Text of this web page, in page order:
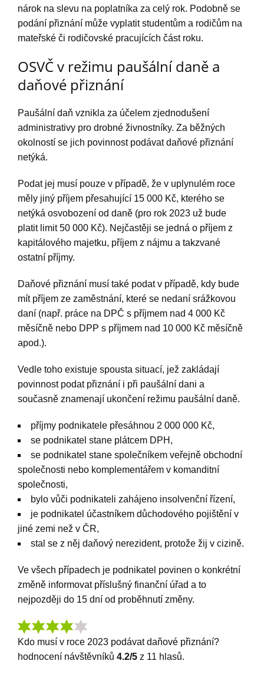
nárok na slevu na poplatníka za celý rok. Podobně se
podání přiznání může vyplatit studentům a rodičům na
mateřské či rodičovské pracujících část roku.
OSVČ v režimu paušální daně a
daňové přiznání
Paušální daň vznikla za účelem zjednodušení
administrativy pro drobné živnostníky. Za běžných
okolností se jich povinnost podávat daňové přiznání
netýká.
Podat jej musí pouze v případě, že v uplynulém roce
měly jiný příjem přesahující 15 000 Kč, kterého se
netýká osvobození od daně (pro rok 2023 už bude
platit limit 50 000 Kč). Nejčastěji se jedná o příjem z
kapitálového majetku, příjem z nájmu a takzvané
ostatní příjmy.
Daňové přiznání musí také podat v případě, kdy bude
mít příjem ze zaměstnání, které se nedaní srážkovou
daní (např. práce na DPČ s příjmem nad 4 000 Kč
měsíčně nebo DPP s příjmem nad 10 000 Kč měsíčně
apod.).
Vedle toho existuje spousta situací, jež zakládají
povinnost podat přiznání i při paušální dani a
současně znamenají ukončení režimu paušální daně.
příjmy podnikatele přesáhnou 2 000 000 Kč,
se podnikatel stane plátcem DPH,
se podnikatel stane společníkem veřejně obchodní
společnosti nebo komplementářem v komanditní
společnosti,
bylo vůči podnikateli zahájeno insolvenční řízení,
je podnikatel účastníkem důchodového pojištění v
jiné zemi než v ČR,
stal se z něj daňový nerezident, protože žij v cizině.
Ve všech případech je podnikatel povinen o konkrétní
změně informovat příslušný finanční úřad a to
nejpozději do 15 dní od proběhnutí změny.
Kdo musí v roce 2023 podávat daňové přiznání?
hodnocení návštěvníků 4.2/5 z 11 hlasů.